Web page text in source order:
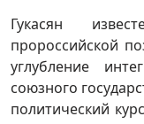
Гукасян
пророссийской
углубление
союзного
политический